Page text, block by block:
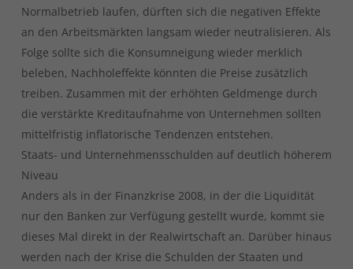
Normalbetrieb laufen, dürften sich die negativen Effekte
an den Arbeitsmärkten langsam wieder neutralisieren. Als
Folge sollte sich die Konsumneigung wieder merklich
beleben, Nachholeffekte könnten die Preise zusätzlich
treiben. Zusammen mit der erhöhten Geldmenge durch
die verstärkte Kreditaufnahme von Unternehmen sollten
mittelfristig inflatorische Tendenzen entstehen.
Staats- und Unternehmensschulden auf deutlich höherem
Niveau
Anders als in der Finanzkrise 2008, in der die Liquidität
nur den Banken zur Verfügung gestellt wurde, kommt sie
dieses Mal direkt in der Realwirtschaft an. Darüber hinaus
werden nach der Krise die Schulden der Staaten und